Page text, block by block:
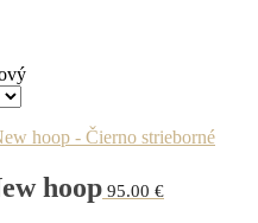
hoop 95.00 €